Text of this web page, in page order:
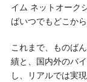
イム ネットオーク
ばいつでもどこか
これまで、ものば
績と、国内外のバ
し、リアルでは実